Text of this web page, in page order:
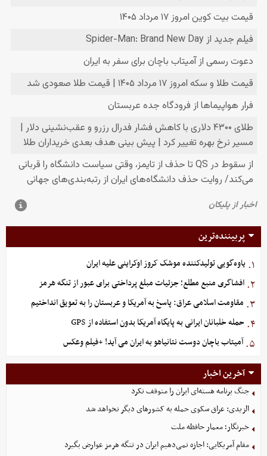
پربیننده‌ترین
۱. یاوه‌گویی تولیدکننده موشک کروز اوکراینی علیه ایران
۲. افشاگری منبع مطلع؛ جزئیات مبلغ پرداختی برای عبور از تنگه هرمز
۳. مقاومت اسلامی عراق: پاسخ به آمریکا و عربستان را به تعویق انداختیم
۴. حمله خلبانان ایرانی به پایگاه آمریکا بدون استفاده از GPS
۵. آمیتاب باچان دوست نتانیاهو به ایران می آید! +فیلم وعکس
آخرین اخبار
جنگ برنامه هسته‌ای ایران را متوقف نکرد
الزیدی: عراق سکوی حمله به کشورهای دیگر نخواهد شد
خبرنگار؛ معمار حافظه ملت
مقام آمریکایی: اجازه نمی‌دهیم ایران در تنگه هرمز عوارض بگیرد